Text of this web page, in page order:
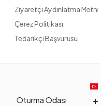
Ziyaretçi Aydınlatma Metni
Çerez Politikası
Tedarikçi Başvurusu
Oturma Odası